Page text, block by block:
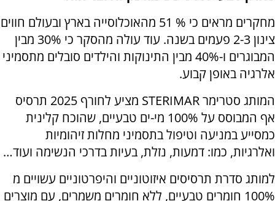
מחקרים מראים כי % 51 מהאוכלוסייה בארץ ובעולם חווים
צינון 2-3 פעמים בשנה. עוד עולה מהסקר כי 30% מבין
המבוגרים ו-40% מבין התינוקות והילדים סובלים מתסמיני
אלרגיה באופן קבוע.
המותג סטרימרSTERIMAR
מציע לחורף 2025 תרסיס
אף המבוסס על 100% מי-ים טבעיים, שהוכח קלינית
כמסייע במניעה וטיפול בתסמיני מחלות זיהומיות
ואלרגיות, כמו: דמעות, נזלת, בעיות בדרכי הנשימה ועוד…
למותג סדרת תרסיסים איזוטוניים והיפרטוניים עשויים מ
100% חומרים טבעיים, ללא חומרים משמרים, עם מוצרים